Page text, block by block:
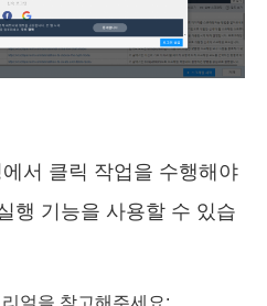
서 클릭 작업을 수행해야
행 기능을 사용할 수 있습